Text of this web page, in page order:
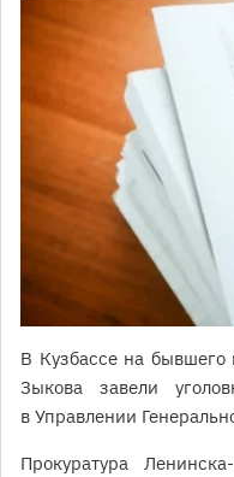
В Кузбассе на бывшего
Зыкова завели
в Управлении
Прокуратура